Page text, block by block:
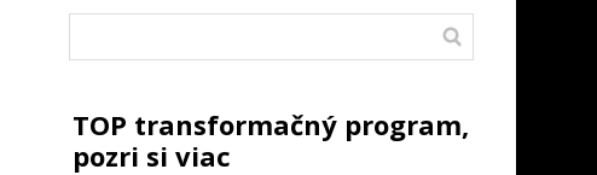
TOP transformačný program,
pozri si viac